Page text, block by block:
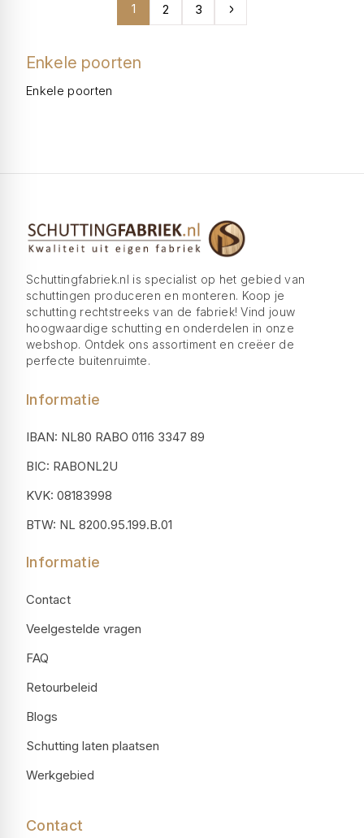
1 2 3
Enkele poorten
Enkele poorten
Schuttingfabriek.nl is specialist op het gebied van
schuttingen produceren en monteren. Koop je
schutting rechtstreeks van de fabriek! Vind jouw
hoogwaardige schutting en onderdelen in onze
webshop. Ontdek ons assortiment en creëer de
perfecte buitenruimte.
Informatie
IBAN: NL80 RABO 0116 3347 89
BIC: RABONL2U
KVK: 08183998
BTW: NL 8200.95.199.B.01
Informatie
Contact
Veelgestelde vragen
FAQ
Retourbeleid
Blogs
Schutting laten plaatsen
Werkgebied
Contact